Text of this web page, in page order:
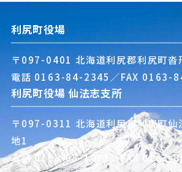
利尻町役場
〒097-0401 北海道利尻郡利尻町沓
電話 0163-84-2345 ／FAX 0163-
利尻町役場 仙法志支所
〒097-0311 北海道利尻郡利尻町仙
地1
電話0163-85-1011 ／FAX 0163-